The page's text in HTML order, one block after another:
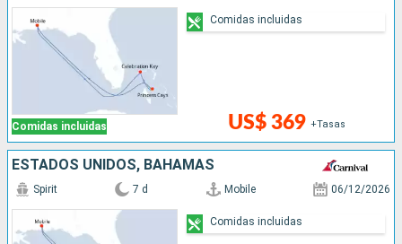
Comidas incluidas US$ 369 +Tasas
Comidas incluidas
ESTADOS UNIDOS, BAHAMAS
Spirit 7 d Mobile 06/12/2026
Comidas incluidas